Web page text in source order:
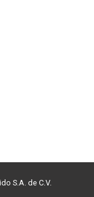
S.A. de C.V.